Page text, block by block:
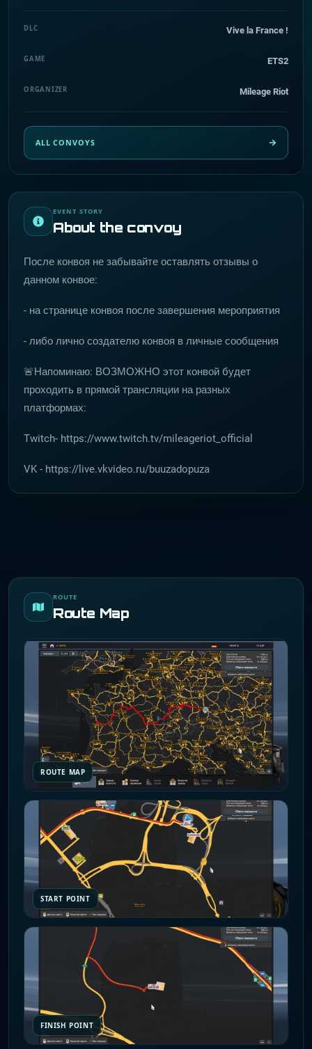
EVENT STORY
About the convoy
После конвоя не забывайте оставлять отзывы о
данном конвое:
- на странице конвоя после завершения мероприятия
- либо лично создателю конвоя в личные сообщения
🚨Напоминаю: ВОЗМОЖНО этот конвой будет
проходить в прямой трансляции на разных
платформах:
Twitch- https://www.twitch.tv/mileageriot_official
VK - https://live.vkvideo.ru/buuzadopuza
ROUTE
Route Map
ROUTE MAP
START POINT
FINISH POINT
DLC Vive la France !
GAME ETS2
ORGANIZER Mileage Riot
ALL CONVOYS